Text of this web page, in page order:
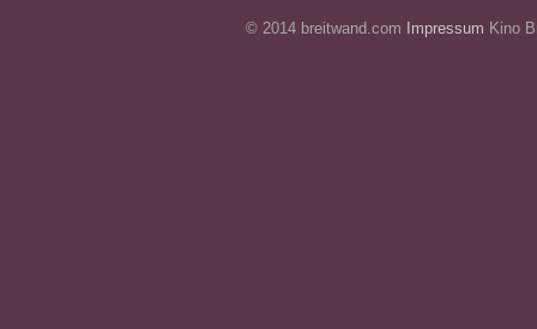
© 2014 breitwand.com Impressum Kino